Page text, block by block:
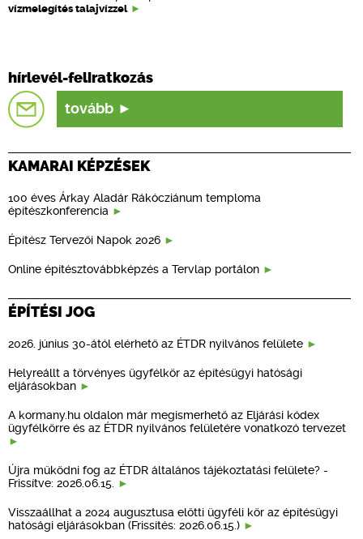
vízmelegítés talajvízzel
hírlevél-feliratkozás
tovább
KAMARAI KÉPZÉSEK
100 éves Árkay Aladár Rákócziánum temploma
építészkonferencia
Építész Tervezői Napok 2026
Online építésztovábbképzés a Tervlap portálon
ÉPÍTÉSI JOG
2026. június 30-ától elérhető az ÉTDR nyilvános felülete
Helyreállt a törvényes ügyfélkör az építésügyi hatósági
eljárásokban
A kormany.hu oldalon már megismerhető az Eljárási kódex
ügyfélkörre és az ÉTDR nyilvános felületére vonatkozó tervezet
Újra működni fog az ÉTDR általános tájékoztatási felülete? -
Frissítve: 2026.06.15.
Visszaállhat a 2024 augusztusa előtti ügyféli kör az építésügyi
hatósági eljárásokban (Frissítés: 2026.06.15.)